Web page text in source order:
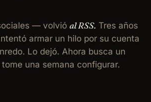
— volvió al RSS. Tres años
armar un hilo por su cuenta
Lo dejó. Ahora busca un
una semana configurar.